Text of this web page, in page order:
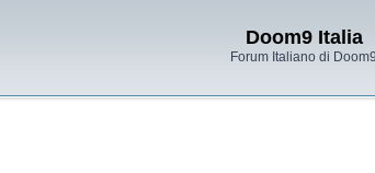
Doom9 Italia
Forum Italiano di Doom9